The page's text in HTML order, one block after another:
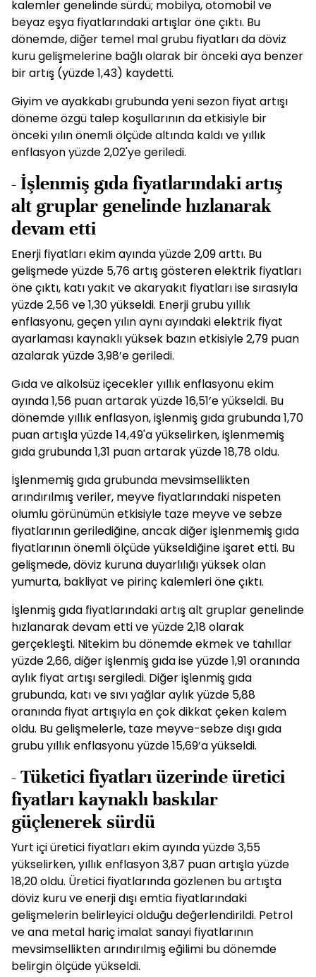
kalemler genelinde sürdü; mobilya, otomobil ve
beyaz eşya fiyatlarındaki artışlar öne çıktı. Bu
dönemde, diğer temel mal grubu fiyatları da döviz
kuru gelişmelerine bağlı olarak bir önceki aya benzer
bir artış (yüzde 1,43) kaydetti.
Giyim ve ayakkabı grubunda yeni sezon fiyat artışı
döneme özgü talep koşullarının da etkisiyle bir
önceki yılın önemli ölçüde altında kaldı ve yıllık
enflasyon yüzde 2,02'ye geriledi.
- İşlenmiş gıda fiyatlarındaki artış
alt gruplar genelinde hızlanarak
devam etti
Enerji fiyatları ekim ayında yüzde 2,09 arttı. Bu
gelişmede yüzde 5,76 artış gösteren elektrik fiyatları
öne çıktı, katı yakıt ve akaryakıt fiyatları ise sırasıyla
yüzde 2,56 ve 1,30 yükseldi. Enerji grubu yıllık
enflasyonu, geçen yılın aynı ayındaki elektrik fiyat
ayarlaması kaynaklı yüksek bazın etkisiyle 2,79 puan
azalarak yüzde 3,98’e geriledi.
Gıda ve alkolsüz içecekler yıllık enflasyonu ekim
ayında 1,56 puan artarak yüzde 16,51’e yükseldi. Bu
dönemde yıllık enflasyon, işlenmiş gıda grubunda 1,70
puan artışla yüzde 14,49'a yükselirken, işlenmemiş
gıda grubunda 1,31 puan artarak yüzde 18,78 oldu.
İşlenmemiş gıda grubunda mevsimsellikten
arındırılmış veriler, meyve fiyatlarındaki nispeten
olumlu görünümün etkisiyle taze meyve ve sebze
fiyatlarının gerilediğine, ancak diğer işlenmemiş gıda
fiyatlarının önemli ölçüde yükseldiğine işaret etti. Bu
gelişmede, döviz kuruna duyarlılığı yüksek olan
yumurta, bakliyat ve pirinç kalemleri öne çıktı.
İşlenmiş gıda fiyatlarındaki artış alt gruplar genelinde
hızlanarak devam etti ve yüzde 2,18 olarak
gerçekleşti. Nitekim bu dönemde ekmek ve tahıllar
yüzde 2,66, diğer işlenmiş gıda ise yüzde 1,91 oranında
aylık fiyat artışı sergiledi. Diğer işlenmiş gıda
grubunda, katı ve sıvı yağlar aylık yüzde 5,88
oranında fiyat artışıyla en çok dikkat çeken kalem
oldu. Bu gelişmelerle, taze meyve-sebze dışı gıda
grubu yıllık enflasyonu yüzde 15,69’a yükseldi.
- Tüketici fiyatları üzerinde üretici
fiyatları kaynaklı baskılar
güçlenerek sürdü
Yurt içi üretici fiyatları ekim ayında yüzde 3,55
yükselirken, yıllık enflasyon 3,87 puan artışla yüzde
18,20 oldu. Üretici fiyatlarında gözlenen bu artışta
döviz kuru ve enerji dışı emtia fiyatlarındaki
gelişmelerin belirleyici olduğu değerlendirildi. Petrol
ve ana metal hariç imalat sanayi fiyatlarının
mevsimsellikten arındırılmış eğilimi bu dönemde
belirgin ölçüde yükseldi.